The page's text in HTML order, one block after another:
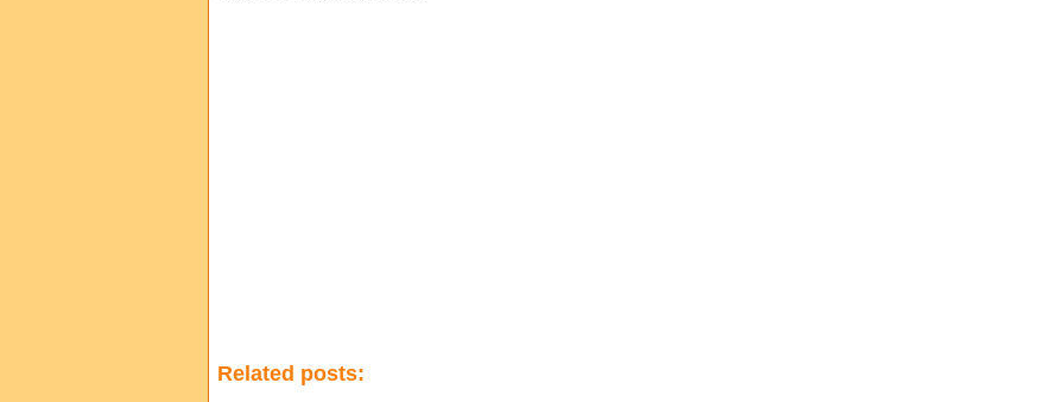
Related posts: